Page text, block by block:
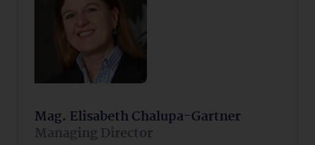
Mag. Elisabeth Chalupa-Gartner
Managing Director